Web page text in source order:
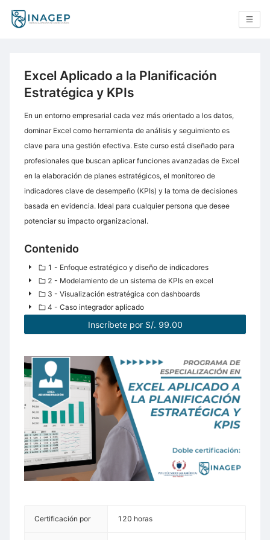
Excel Aplicado a la Planificación
Estratégica y KPIs
En un entorno empresarial cada vez más orientado a los datos,
dominar Excel como herramienta de análisis y seguimiento es
clave para una gestión efectiva. Este curso está diseñado para
profesionales que buscan aplicar funciones avanzadas de Excel
en la elaboración de planes estratégicos, el monitoreo de
indicadores clave de desempeño (KPIs) y la toma de decisiones
basada en evidencia. Ideal para cualquier persona que desee
potenciar su impacto organizacional.
Contenido
1 - Enfoque estratégico y diseño de indicadores
2 - Modelamiento de un sistema de KPIs en excel
3 - Visualización estratégica con dashboards
4 - Caso integrador aplicado
Inscríbete por S/. 99.00
Certificación por 120 horas